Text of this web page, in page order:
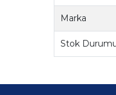
Marka
Stok